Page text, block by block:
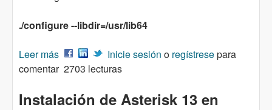
./configure --libdir=/usr/lib64
Leer más sobre Asterisk 13 sin PJSIP
Inicie sesión o regístresepara
comentar 2703 lecturas
Instalación de Asterisk 13 en